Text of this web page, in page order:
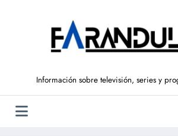
Información sobre televisión, series y